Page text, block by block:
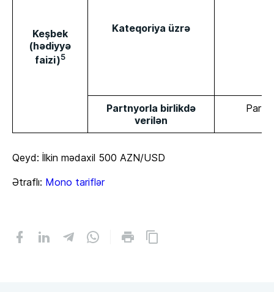
Keşbek
(hədiyyə
faizi)5
Kateqoriya üzrə
Partnyorla birlikdə
verilən
Qeyd: İlkin mədaxil 500 AZN/USD
Ətraflı: Mono tariflər